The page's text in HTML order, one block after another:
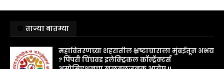
ताज्या बातम्या
महावितरणच्या शहरातील भ्रष्टाचाराला मुंबईतून अभय
? पिंपरी चिंचवड इलेक्ट्रिकल कॉन्ट्रॅक्टर्स